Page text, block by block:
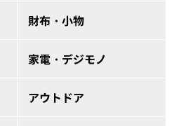
財布・小物
家電・デジモノ
アウトドア